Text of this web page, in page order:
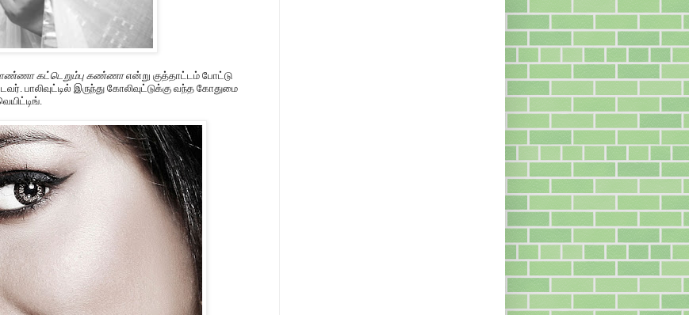
கட்டெறும்பு கண்ணாஎன்று குத்தாட்டம் போட்டு
பாலிவுட்டில் இருந்து கோலிவுட்டுக்கு வந்த கோதுமை